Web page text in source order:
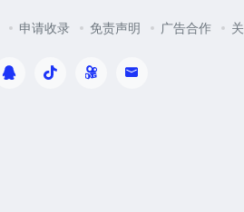
申请收录 免责声明 广告合作